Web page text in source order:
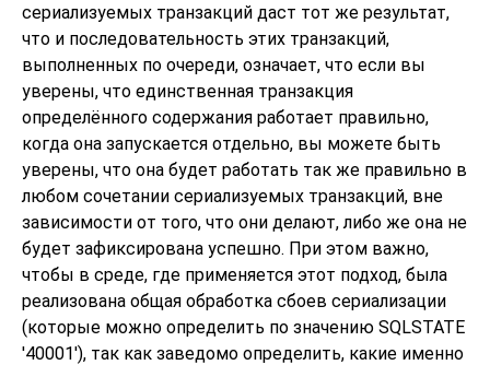
сериализуемых транзакций даст тот же результат,
что и последовательность этих транзакций,
выполненных по очереди, означает, что если вы
уверены, что единственная транзакция
определённого содержания работает правильно,
когда она запускается отдельно, вы можете быть
уверены, что она будет работать так же правильно в
любом сочетании сериализуемых транзакций, вне
зависимости от того, что они делают, либо же она не
будет зафиксирована успешно. При этом важно,
чтобы в среде, где применяется этот подход, была
реализована общая обработка сбоев сериализации
(которые можно определить по значению SQLSTATE
'40001'), так как заведомо определить, какие именно